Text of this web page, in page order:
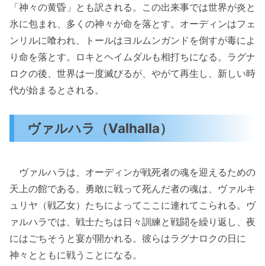
「神々の黄昏」とも訳される。この出来事では世界が炎と
氷に包まれ、多くの神々が命を落とす。オーディンはフェ
ンリルに喰われ、トールはヨルムンガンドを倒すが毒によ
り命を落とす。ロキとヘイムダルも相打ちになる。ラグナ
ロクの後、世界は一度滅びるが、やがて再生し、新しい時
代が始まるとされる。
ヴァルハラ（Valhalla）
ヴァルハラは、オーディンが戦死者の魂を迎えるための
天上の館である。勇敢に戦って死んだ者の魂は、ヴァルキ
ュリヤ（戦乙女）たちによってここに連れてこられる。ヴ
ァルハラでは、戦士たちは日々訓練と戦闘を繰り返し、夜
にはごちそうと宴が開かれる。彼らはラグナロクの日に
神々とともに戦うことになる。